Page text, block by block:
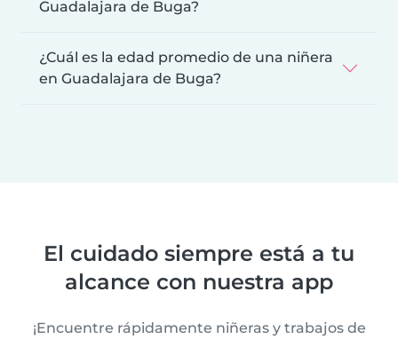
Guadalajara de Buga?
¿Cuál es la edad promedio de una niñera
en Guadalajara de Buga?
El cuidado siempre está a tu
alcance con nuestra app
¡Encuentre rápidamente niñeras y trabajos de